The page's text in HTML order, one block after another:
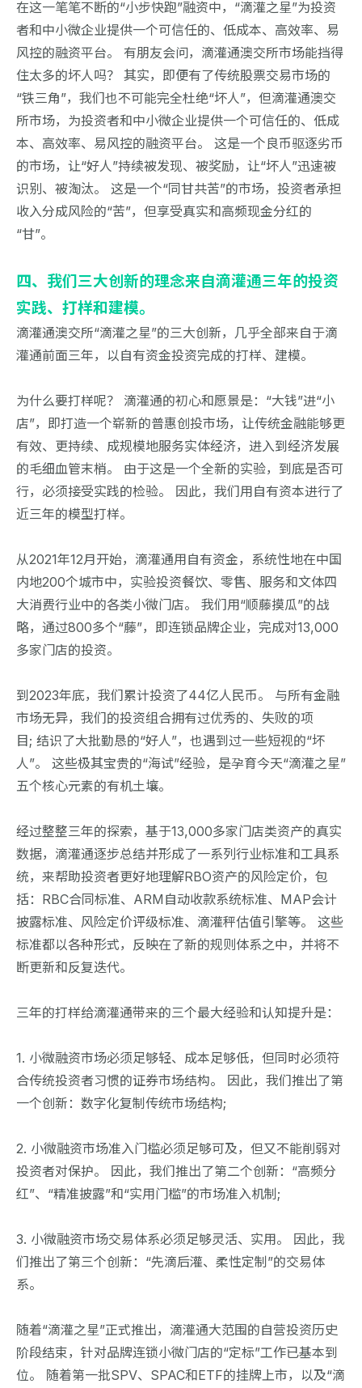
在这一笔笔不断的“小步快跑”融资中，“滴灌之星”为投资
者和中小微企业提供一个可信任的、低成本、高效率、易
风控的融资平台。 有朋友会问，滴灌通澳交所市场能挡得
住太多的坏人吗？ 其实，即便有了传统股票交易市场的
“铁三角”，我们也不可能完全杜绝“坏人”，但滴灌通澳交
所市场，为投资者和中小微企业提供一个可信任的、低成
本、高效率、易风控的融资平台。 这是一个良币驱逐劣币
的市场，让“好人”持续被发现、被奖励，让“坏人”迅速被
识别、被淘汰。 这是一个“同甘共苦”的市场，投资者承担
收入分成风险的“苦”，但享受真实和高频现金分红的
“甘”。
四、我们三大创新的理念来自滴灌通三年的投资
实践、打样和建模。
滴灌通澳交所“滴灌之星”的三大创新，几乎全部来自于滴
灌通前面三年，以自有资金投资完成的打样、建模。
为什么要打样呢？ 滴灌通的初心和愿景是：“大钱”进“小
店”，即打造一个崭新的普惠创投市场，让传统金融能够更
有效、更持续、成规模地服务实体经济，进入到经济发展
的毛细血管末梢。 由于这是一个全新的实验，到底是否可
行，必须接受实践的检验。 因此，我们用自有资本进行了
近三年的模型打样。
从2021年12月开始，滴灌通用自有资金，系统性地在中国
内地200个城市中，实验投资餐饮、零售、服务和文体四
大消费行业中的各类小微门店。 我们用“顺藤摸瓜”的战
略，通过800多个“藤”，即连锁品牌企业，完成对13,000
多家门店的投资。
到2023年底，我们累计投资了44亿人民币。 与所有金融
市场无异，我们的投资组合拥有过优秀的、失败的项
目; 结识了大批勤恳的“好人”，也遇到过一些短视的“坏
人”。 这些极其宝贵的“海试”经验，是孕育今天“滴灌之星”
五个核心元素的有机土壤。
经过整整三年的探索，基于13,000多家门店类资产的真实
数据，滴灌通逐步总结并形成了一系列行业标准和工具系
统，来帮助投资者更好地理解RBO资产的风险定价，包
括：RBC合同标准、ARM自动收款系统标准、MAP会计
披露标准、风险定价评级标准、滴灌秤估值引擎等。 这些
标准都以各种形式，反映在了新的规则体系之中，并将不
断更新和反复迭代。
三年的打样给滴灌通带来的三个最大经验和认知提升是：
1. 小微融资市场必须足够轻、成本足够低，但同时必须符
合传统投资者习惯的证券市场结构。 因此，我们推出了第
一个创新：数字化复制传统市场结构;
2. 小微融资市场准入门槛必须足够可及，但又不能削弱对
投资者对保护。 因此，我们推出了第二个创新：“高频分
红”、“精准披露”和“实用门槛”的市场准入机制;
3. 小微融资市场交易体系必须足够灵活、实用。 因此，我
们推出了第三个创新：“先滴后灌、柔性定制”的交易体
系。
随着“滴灌之星”正式推出，滴灌通大范围的自营投资历史
阶段结束，针对品牌连锁小微门店的“定标”工作已基本到
位。 随着第一批SPV、SPAC和ETF的挂牌上市，以及“滴